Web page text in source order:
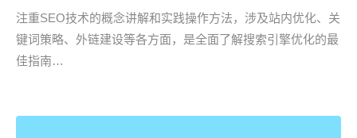
注重SEO技术的概念讲解和实践操作方法，涉及站内优化、关
键词策略、外链建设等各方面，是全面了解搜索引擎优化的最
佳指南…